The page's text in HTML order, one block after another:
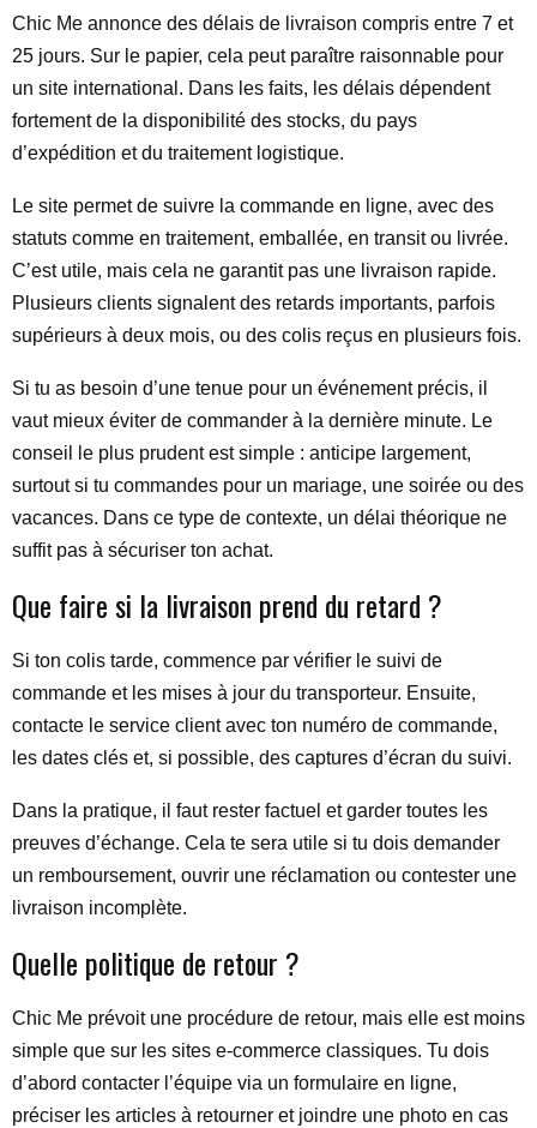
Chic Me annonce des délais de livraison compris entre 7 et
25 jours. Sur le papier, cela peut paraître raisonnable pour
un site international. Dans les faits, les délais dépendent
fortement de la disponibilité des stocks, du pays
d’expédition et du traitement logistique.
Le site permet de suivre la commande en ligne, avec des
statuts comme en traitement, emballée, en transit ou livrée.
C’est utile, mais cela ne garantit pas une livraison rapide.
Plusieurs clients signalent des retards importants, parfois
supérieurs à deux mois, ou des colis reçus en plusieurs fois.
Si tu as besoin d’une tenue pour un événement précis, il
vaut mieux éviter de commander à la dernière minute. Le
conseil le plus prudent est simple : anticipe largement,
surtout si tu commandes pour un mariage, une soirée ou des
vacances. Dans ce type de contexte, un délai théorique ne
suffit pas à sécuriser ton achat.
Que faire si la livraison prend du retard ?
Si ton colis tarde, commence par vérifier le suivi de
commande et les mises à jour du transporteur. Ensuite,
contacte le service client avec ton numéro de commande,
les dates clés et, si possible, des captures d’écran du suivi.
Dans la pratique, il faut rester factuel et garder toutes les
preuves d’échange. Cela te sera utile si tu dois demander
un remboursement, ouvrir une réclamation ou contester une
livraison incomplète.
Quelle politique de retour ?
Chic Me prévoit une procédure de retour, mais elle est moins
simple que sur les sites e-commerce classiques. Tu dois
d’abord contacter l’équipe via un formulaire en ligne,
préciser les articles à retourner et joindre une photo en cas